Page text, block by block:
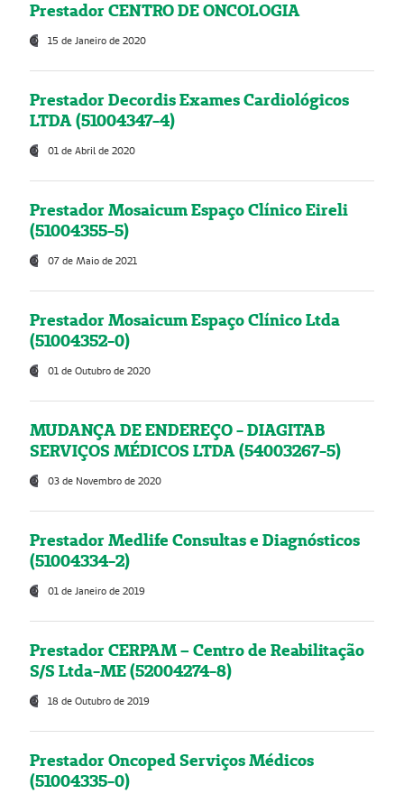
Prestador CENTRO DE ONCOLOGIA
15 de Janeiro de 2020
Prestador Decordis Exames Cardiológicos
LTDA (51004347-4)
01 de Abril de 2020
Prestador Mosaicum Espaço Clínico Eireli
(51004355-5)
07 de Maio de 2021
Prestador Mosaicum Espaço Clínico Ltda
(51004352-0)
01 de Outubro de 2020
MUDANÇA DE ENDEREÇO - DIAGITAB
SERVIÇOS MÉDICOS LTDA (54003267-5)
03 de Novembro de 2020
Prestador Medlife Consultas e Diagnósticos
(51004334-2)
01 de Janeiro de 2019
Prestador CERPAM – Centro de Reabilitação
S/S Ltda-ME (52004274-8)
18 de Outubro de 2019
Prestador Oncoped Serviços Médicos
(51004335-0)